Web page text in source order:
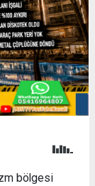
bölgesi